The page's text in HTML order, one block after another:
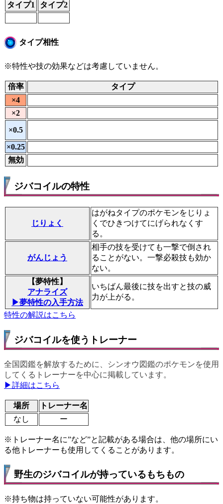
タイプ1 タイプ2
タイプ相性
※特性や技の効果などは考慮していません。
倍率
タイプ
×4
×2
×0.5
×0.25
無効
ジバコイルの特性
じりょく
はがねタイプのポケモンをじりょ
くでひきつけてにげられなくす
る。
がんじょう
相手の技を受けても一撃で倒され
ることがない。一撃必殺技も効か
ない。
【夢特性】
アナライズ
▶夢特性の入手方法
いちばん最後に技を出すと技の威
力が上がる。
特性の解説はこちら
ジバコイルを使うトレーナー
全国図鑑を解放するために、シンオウ図鑑のポケモンを使用
してくるトレーナーを中心に掲載しています。
▶詳細はこちら
場所
トレーナー名
なし
ー
※トレーナー名に”など”と記載がある場合は、他の場所にい
る他トレーナーも使用してくることがあります。
野生のジバコイルが持っているもちもの
※持ち物は持っていない可能性があります。